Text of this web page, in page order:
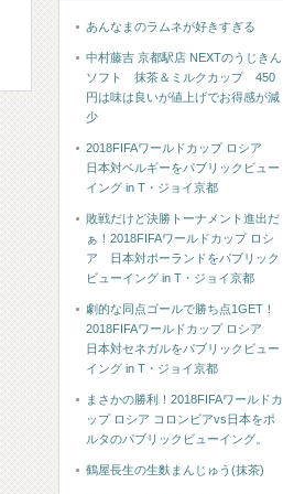
あんなまのラムネが好きすぎる
中村藤吉 京都駅店 NEXTのうじきん
ソフト 抹茶＆ミルクカップ 450
円は味は良いが値上げでお得感が減
少
2018FIFAワールドカップ ロシア
日本対ベルギーをパブリックビュー
イング in T・ジョイ京都
敗戦だけど決勝トーナメント進出だ
ぁ！2018FIFAワールドカップ ロシ
ア 日本対ポーランドをパブリック
ビューイング in T・ジョイ京都
劇的な同点ゴールで勝ち点1GET！
2018FIFAワールドカップ ロシア
日本対セネガルをパブリックビュー
イング in T・ジョイ京都
まさかの勝利！2018FIFAワールドカ
ップ ロシア コロンビアvs日本をポ
ルタのパブリックビューイング。
鶴屋長生の生麩まんじゅう(抹茶)